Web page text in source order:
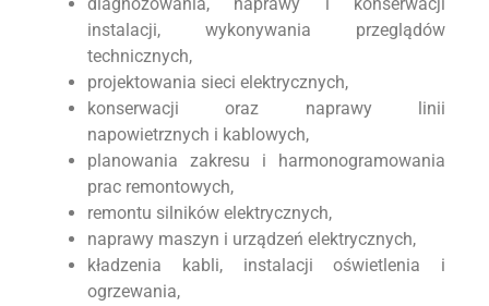
diagnozowania, naprawy i konserwacji
instalacji, wykonywania przeglądów
technicznych,
projektowania sieci elektrycznych,
konserwacji oraz naprawy linii
napowietrznych i kablowych,
planowania zakresu i harmonogramowania
prac remontowych,
remontu silników elektrycznych,
naprawy maszyn i urządzeń elektrycznych,
kładzenia kabli, instalacji oświetlenia i
ogrzewania,